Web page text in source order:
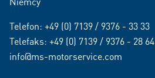
Telefon: +49 (0) 7139 / 9376 - 33 33
Telefaks: +49 (0) 7139 / 9376 - 28 64
info@ms-motorservice.com